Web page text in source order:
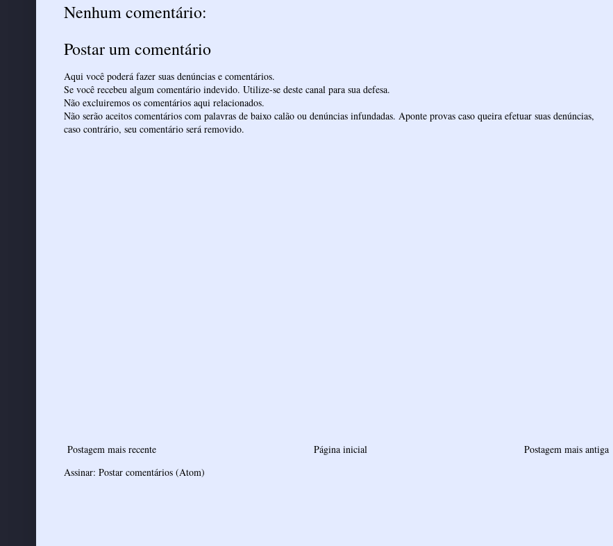
Nenhum comentário:
Postar um comentário
Aqui você poderá fazer suas denúncias e comentários.
Se você recebeu algum comentário indevido. Utilize-se deste canal para sua defesa.
Não excluiremos os comentários aqui relacionados.
Não serão aceitos comentários com palavras de baixo calão ou denúncias infundadas. Aponte provas caso queira efetuar suas denúncias,
caso contrário, seu comentário será removido.
Postagem mais recente Postagem mais antiga
Página inicial
Assinar: Postar comentários (Atom)